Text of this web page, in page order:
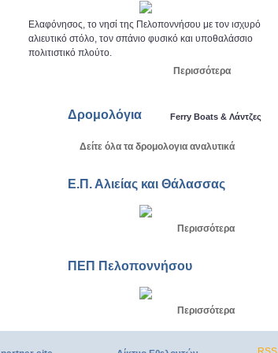
Ελαφόνησος, το νησί της Πελοποννήσου με τον ισχυρό
αλιευτικό στόλο, τον σπάνιο φυσικό και υποθαλάσσιο
πολιτιστικό πλούτο.
Περισσότερα
Δρομολόγια Ferry Boats & Λάντζες
Δείτε όλα τα δρομολογια αναλυτικά
Ε.Π. Αλιείας και Θάλασσας
Περισσότερα
ΠΕΠ Πελοποννήσου
Περισσότερα